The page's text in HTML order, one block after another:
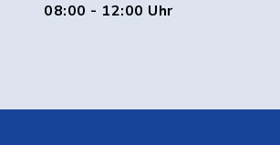
08:00 - 12:00 Uhr